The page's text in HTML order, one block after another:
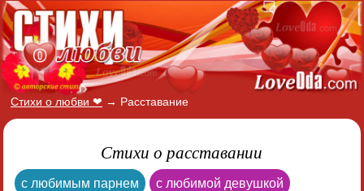
Стихи о любви ❤ → Расставание
Стихи о расставании
с любимым парнем с любимой девушкой